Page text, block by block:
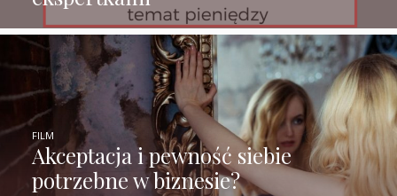
Akceptacja i pewność siebie
potrzebne w biznesie?
FILM